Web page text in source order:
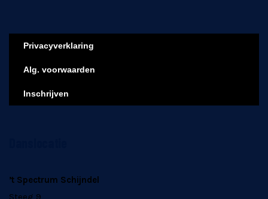
Privacyverklaring
Alg. voorwaarden
Inschrijven
’t Spectrum Schijndel